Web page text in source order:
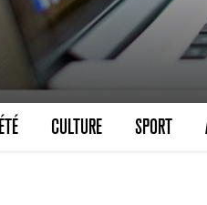
CULTURE SPORT